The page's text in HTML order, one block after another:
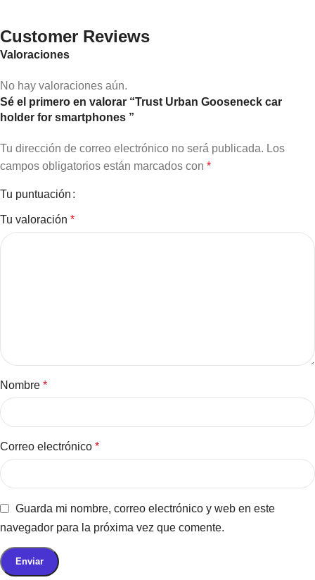
Customer Reviews
Valoraciones
No hay valoraciones aún.
Sé el primero en valorar “Trust Urban Gooseneck car
holder for smartphones ”
Tu dirección de correo electrónico no será publicada. Los
campos obligatorios están marcados con *
Tu puntuación
Tu valoración *
Nombre *
Correo electrónico *
Guarda mi nombre, correo electrónico y web en este
navegador para la próxima vez que comente.